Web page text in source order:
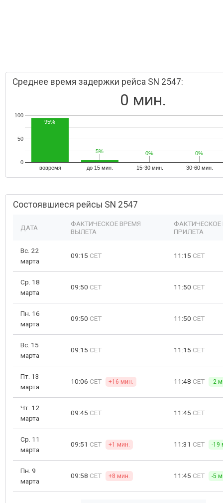
Среднее время задержки рейса SN 2547:
0 мин.
вовремя до 15 мин. 15-30 мин. 30-60 мин.
0
50
100
95%
5%
5% 0%
0% 0%
0%
Состоявшиеся рейсы SN 2547
ДАТА
ФАКТИЧЕСКОЕ ВРЕМЯ
ВЫЛЕТА
ФАКТИЧЕСКОЕ
ПРИЛЕТА
Вс. 22
марта
09:15 CET 11:15 CET
Ср. 18
марта
09:50 CET 11:50 CET
Пн. 16
марта
09:50 CET 11:50 CET
Вс. 15
марта
09:15 CET 11:15 CET
Пт. 13
марта
10:06 CET +16 мин. 11:48 CET -2
Чт. 12
марта
09:45 CET 11:45 CET
Ср. 11
марта
09:51 CET +1 мин. 11:31 CET -19
Пн. 9
марта
09:58 CET +8 мин. 11:45 CET -5